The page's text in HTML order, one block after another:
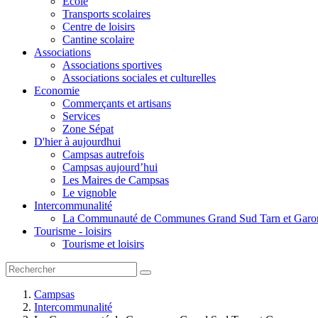
Transports scolaires
Centre de loisirs
Cantine scolaire
Associations
Associations sportives
Associations sociales et culturelles
Economie
Commerçants et artisans
Services
Zone Sépat
D'hier à aujourdhui
Campsas autrefois
Campsas aujourd’hui
Les Maires de Campsas
Le vignoble
Intercommunalité
La Communauté de Communes Grand Sud Tarn et
Tourisme - loisirs
Tourisme et loisirs
Campsas
Intercommunalité